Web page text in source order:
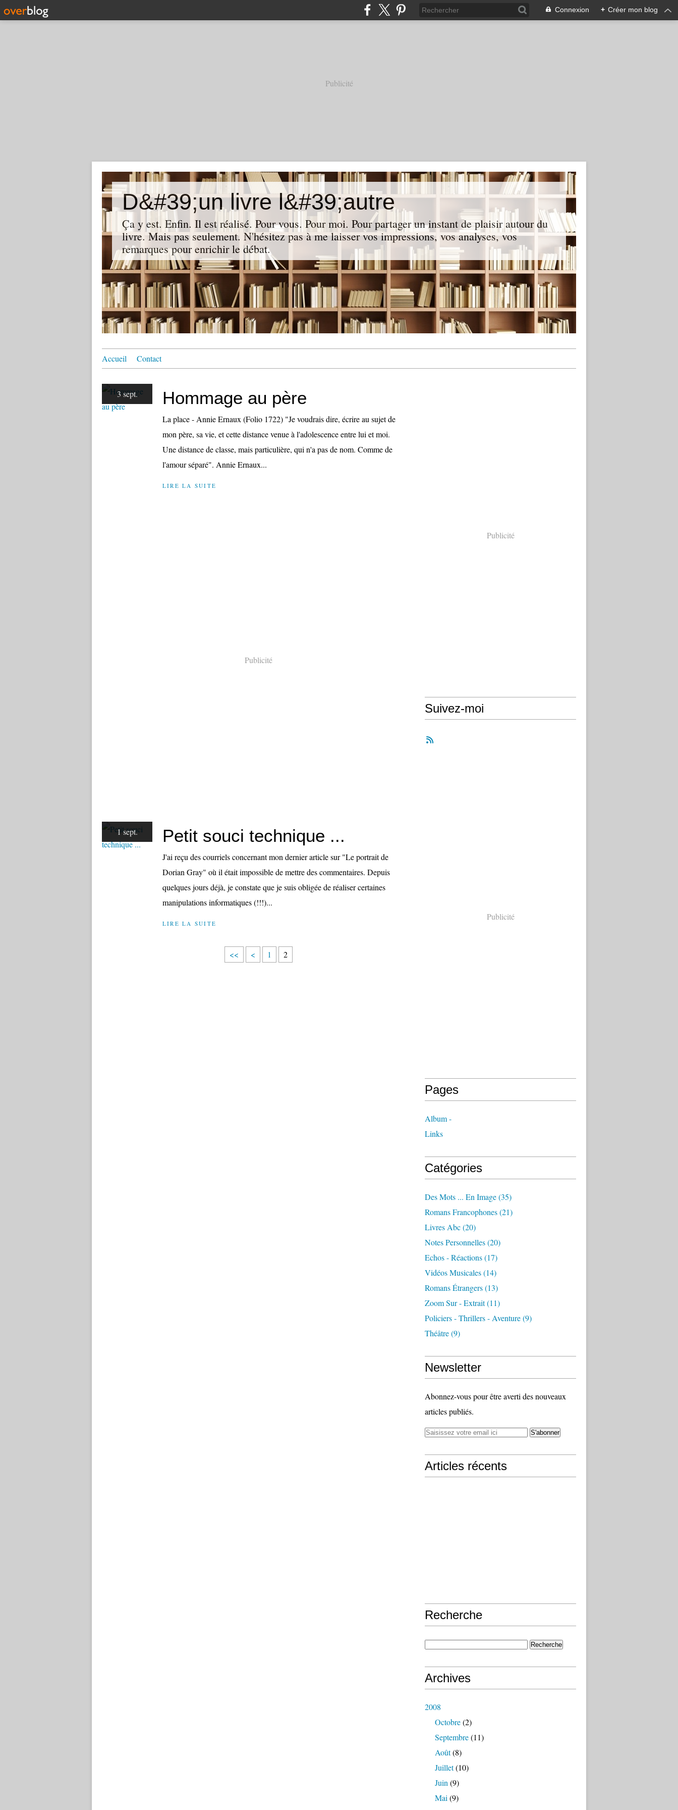
Connexion + Créer mon blog
Publicité
D&#39;un livre l&#39;autre
Ça y est. Enfin. Il est réalisé. Pour vous. Pour moi. Pour partager un instant de plaisir autour du
livre. Mais pas seulement. N'hésitez pas à me laisser vos impressions, vos analyses, vos
remarques pour enrichir le débat.
Accueil Contact
3 sept. Hommage au père
La place - Annie Ernaux (Folio 1722) "Je voudrais dire, écrire au sujet de
mon père, sa vie, et cette distance venue à l'adolescence entre lui et moi.
Une distance de classe, mais particulière, qui n'a pas de nom. Comme de
l'amour séparé". Annie Ernaux...
LIRE LA SUITE
Publicité
1 sept. Petit souci technique ...
J'ai reçu des courriels concernant mon dernier article sur "Le portrait de
Dorian Gray" où il était impossible de mettre des commentaires. Depuis
quelques jours déjà, je constate que je suis obligée de réaliser certaines
manipulations informatiques (!!!)...
LIRE LA SUITE
<< < 1 2
Publicité
Suivez-moi
Publicité
Pages
Album -
Links
Catégories
Des Mots ... En Image(35)
Romans Francophones(21)
Livres Abc(20)
Notes Personnelles(20)
Echos - Réactions(17)
Vidéos Musicales(14)
Romans Étrangers(13)
Zoom Sur - Extrait(11)
Policiers - Thrillers - Aventure(9)
Théâtre(9)
Newsletter
Abonnez-vous pour être averti des nouveaux
articles publiés.
Articles récents
Recherche
Archives
2008
Octobre(2)
Septembre(11)
Août(8)
Juillet(10)
Juin (9)
Mai (9)